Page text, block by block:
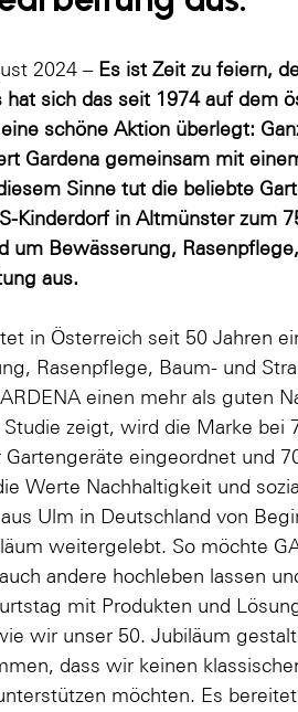
2024 – Es ist Zeit zu feiern,
hat sich das seit 1974 auf dem
schöne Aktion überlegt:
Gardena gemeinsam mit
Sinne tut die beliebte
Kinderdorf in Altmünster zum
um Bewässerung,
aus.
in Österreich seit 50 Jahren
Rasenpflege, Baum- und
einen mehr als guten
zeigt, wird die Marke bei
Gartengeräte eingeordnet und
Werte Nachhaltigkeit und
Ulm in Deutschland von
weitergelebt. So möchte
andere hochleben lassen
mit Produkten und
wir unser 50. Jubiläum
dass wir keinen
möchten. Es